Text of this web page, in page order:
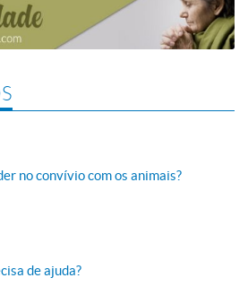
no convívio com os animais?
de ajuda?